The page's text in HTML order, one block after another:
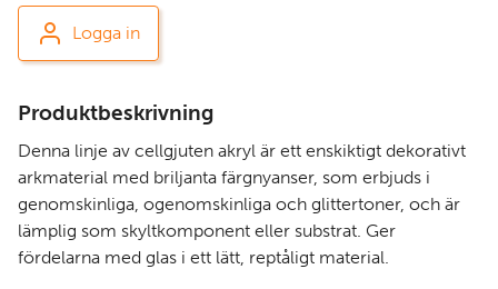
Logga in
Produktbeskrivning
Denna linje av cellgjuten akryl är ett enskiktigt dekorativt
arkmaterial med briljanta färgnyanser, som erbjuds i
genomskinliga, ogenomskinliga och glittertoner, och är
lämplig som skyltkomponent eller substrat. Ger
fördelarna med glas i ett lätt, reptåligt material.